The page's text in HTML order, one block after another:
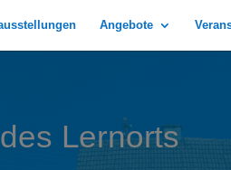
Angebote